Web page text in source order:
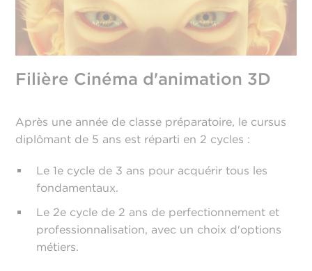
Filière Cinéma d'animation 3D
Après une année de classe préparatoire, le cursus
diplômant de 5 ans est réparti en 2 cycles :
Le 1e cycle de 3 ans pour acquérir tous les
fondamentaux.
Le 2e cycle de 2 ans de perfectionnement et
professionnalisation, avec un choix d'options
métiers.